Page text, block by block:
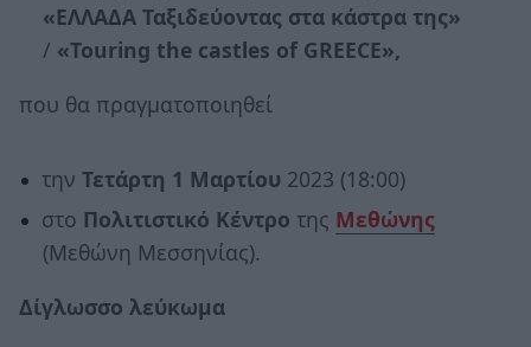
«ΕΛΛΑΔΑ Ταξιδεύοντας στα κάστρα της»
/ «Touring the castles of GREECE»,
που θα πραγματοποιηθεί
την Τετάρτη 1 Μαρτίου 2023 (18:00)
στο Πολιτιστικό Κέντρο της Μεθώνης
(Μεθώνη Μεσσηνίας).
Δίγλωσσο λεύκωμα